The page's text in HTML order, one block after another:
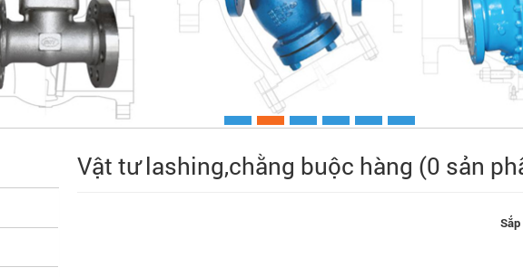
Xem chi
Vật tư lashing,chằng buộc hàng (0 sản